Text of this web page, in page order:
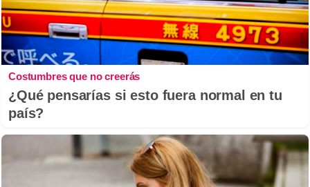
Costumbres que no creerás
¿Qué pensarías si esto fuera normal en tu
país?